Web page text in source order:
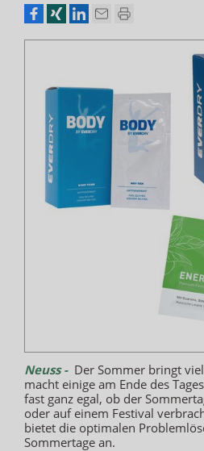
Neuss - Der Sommer bringt
macht einige am Ende des
fast ganz egal, ob der
oder auf einem Festival
bietet die optimalen
Sommertage an.